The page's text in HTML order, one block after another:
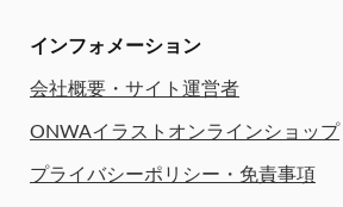
インフォメーション
会社概要・サイト運営者
ONWAイラストオンラインショップ
プライバシーポリシー・免責事項